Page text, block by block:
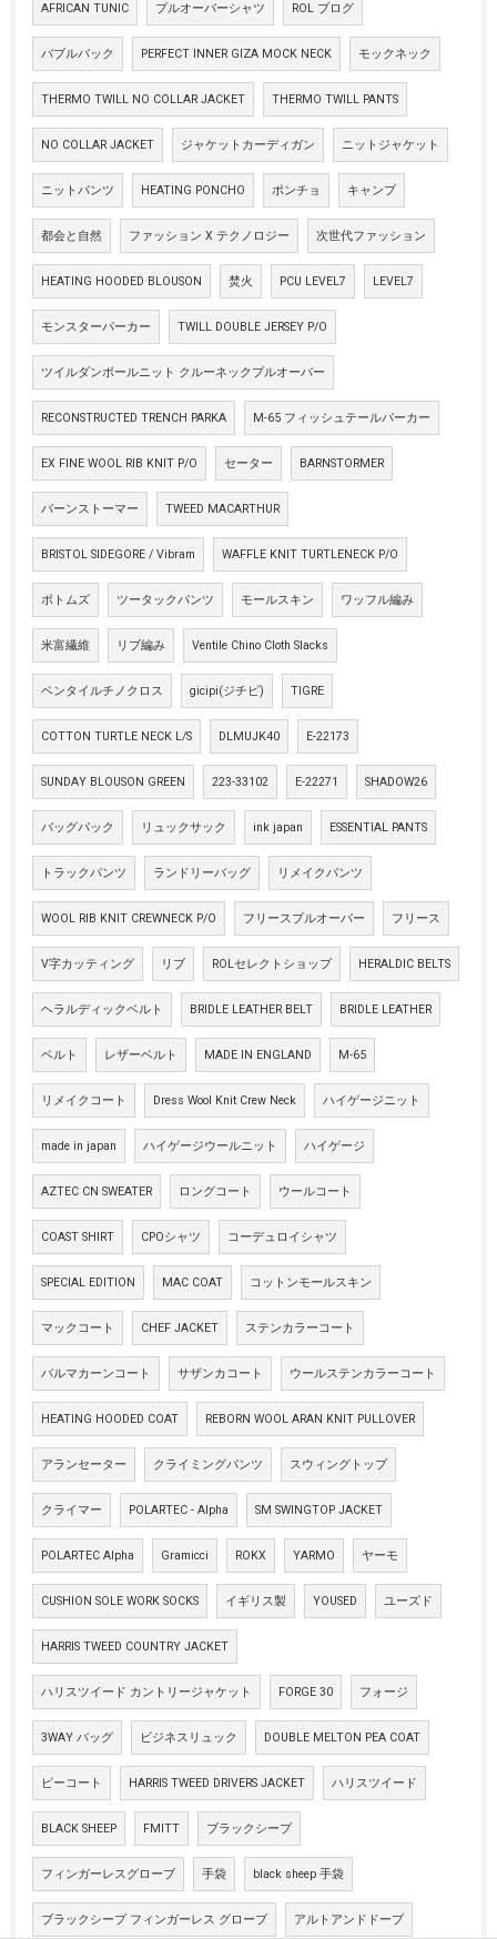
AFRICAN TUNIC プルオーバーシャツ ROL ブログ
バブルバック PERFECT INNER GIZA MOCK NECK モックネック
THERMO TWILL NO COLLAR JACKET THERMO TWILL PANTS
NO COLLAR JACKET ジャケットカーディガン ニットジャケット
ニットパンツ HEATING PONCHO ポンチョ キャンプ
都会と自然 ファッション X テクノロジー 次世代ファッション
HEATING HOODED BLOUSON 焚火 PCU LEVEL7 LEVEL7
モンスターパーカー TWILL DOUBLE JERSEY P/O
ツイルダンボールニット クルーネックプルオーバー
RECONSTRUCTED TRENCH PARKA M-65 フィッシュテールパーカー
EX FINE WOOL RIB KNIT P/O セーター BARNSTORMER
バーンストーマー TWEED MACARTHUR
BRISTOL SIDEGORE / Vibram WAFFLE KNIT TURTLENECK P/O
ボトムズ ツータックパンツ モールスキン ワッフル編み
米富繊維 リブ編み Ventile Chino Cloth Slacks
ベンタイルチノクロス gicipi(ジチピ) TIGRE
COTTON TURTLE NECK L/S DLMUJK40 E-22173
SUNDAY BLOUSON GREEN 223-33102 E-22271 SHADOW26
バッグパック リュックサック ink japan ESSENTIAL PANTS
トラックパンツ ランドリーバッグ リメイクパンツ
WOOL RIB KNIT CREWNECK P/O フリースプルオーバー フリース
V字カッティング リブ ROLセレクトショップ HERALDIC BELTS
ヘラルディックベルト BRIDLE LEATHER BELT BRIDLE LEATHER
ベルト レザーベルト MADE IN ENGLAND M-65
リメイクコート Dress Wool Knit Crew Neck ハイゲージニット
made in japan ハイゲージウールニット ハイゲージ
AZTEC CN SWEATER ロングコート ウールコート
COAST SHIRT CPOシャツ コーデュロイシャツ
SPECIAL EDITION MAC COAT コットンモールスキン
マックコート CHEF JACKET ステンカラーコート
バルマカーンコート サザンカコート ウールステンカラーコート
HEATING HOODED COAT REBORN WOOL ARAN KNIT PULLOVER
アランセーター クライミングパンツ スウィングトップ
クライマー POLARTEC - Alpha SM SWINGTOP JACKET
POLARTEC Alpha Gramicci ROKX YARMO ヤーモ
CUSHION SOLE WORK SOCKS イギリス製 YOUSED ユーズド
HARRIS TWEED COUNTRY JACKET
ハリスツイード カントリージャケット FORGE 30 フォージ
3WAY バッグ ビジネスリュック DOUBLE MELTON PEA COAT
ピーコート HARRIS TWEED DRIVERS JACKET ハリスツイード
BLACK SHEEP FMITT ブラックシープ
フィンガーレスグローブ 手袋 black sheep 手袋
ブラックシープ フィンガーレス グローブ アルトアンドドープ